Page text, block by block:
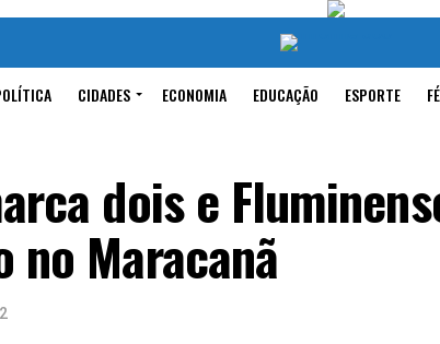
CIDADES ECONOMIA EDUCAÇÃO ESPORTE FÉ
dois e
no Maracanã